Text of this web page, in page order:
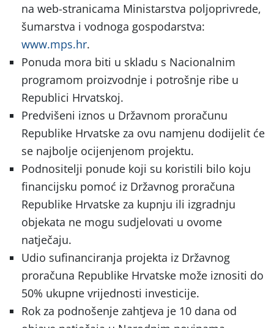
na web-stranicama Ministarstva poljoprivrede,
šumarstva i vodnoga gospodarstva:
www.mps.hr.
Ponuda mora biti u skladu s Nacionalnim
programom proizvodnje i potrošnje ribe u
Republici Hrvatskoj.
Predvišeni iznos u Državnom proračunu
Republike Hrvatske za ovu namjenu dodijelit će
se najbolje ocijenjenom projektu.
Podnositelji ponude koji su koristili bilo koju
financijsku pomoć iz Državnog proračuna
Republike Hrvatske za kupnju ili izgradnju
objekata ne mogu sudjelovati u ovome
natječaju.
Udio sufinanciranja projekta iz Državnog
proračuna Republike Hrvatske može iznositi do
50% ukupne vrijednosti investicije.
Rok za podnošenje zahtjeva je 10 dana od